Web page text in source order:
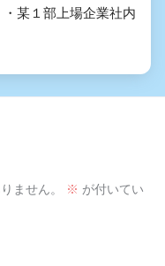
某１部上場企業社内
ません。 ※ が付いてい